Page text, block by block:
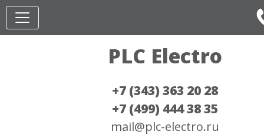
PLC Electro
+7 (343) 363 20 28
+7 (499) 444 38 35
mail@plc-electro.ru